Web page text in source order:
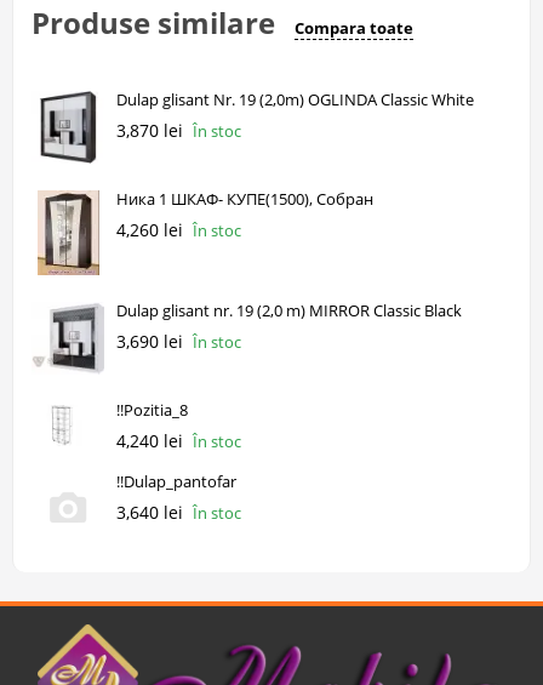
Produse similare Compara toate
Dulap glisant Nr. 19 (2,0m) OGLINDA Classic White
3,870 lei În stoc
Ника 1 ШКАФ- КУПЕ(1500), Собран
4,260 lei În stoc
Dulap glisant nr. 19 (2,0 m) MIRROR Classic Black
3,690 lei În stoc
!!Pozitia_8
4,240 lei În stoc
!!Dulap_pantofar
3,640 lei În stoc